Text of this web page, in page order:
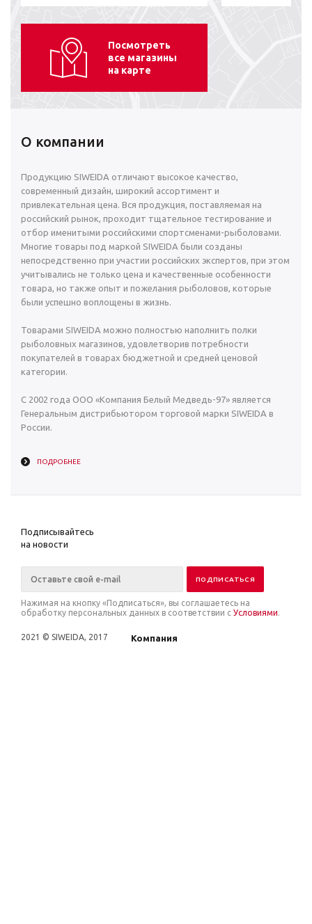
Посмотреть
все магазины
на карте
О компании
Продукцию SIWEIDA отличают высокое качество,
современный дизайн, широкий ассортимент и
привлекательная цена. Вся продукция, поставляемая на
российский рынок, проходит тщательное тестирование и
отбор именитыми российскими спортсменами-рыболовами.
Многие товары под маркой SIWEIDA были созданы
непосредственно при участии российских экспертов, при этом
учитывались не только цена и качественные особенности
товара, но также опыт и пожелания рыболовов, которые
были успешно воплощены в жизнь.
Товарами SIWEIDA можно полностью наполнить полки
рыболовных магазинов, удовлетворив потребности
покупателей в товарах бюджетной и средней ценовой
категории.
С 2002 года ООО «Компания Белый Медведь-97» является
Генеральным дистрибьютором торговой марки SIWEIDA в
России.
ПОДРОБНЕЕ
Подписывайтесь
на новости
Нажимая на кнопку «Подписаться», вы соглашаетесь на
обработку персональных данных в соответствии с Условиями.
2021 © SIWEIDA, 2017 Компания